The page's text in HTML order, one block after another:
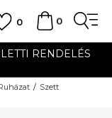
0
0
RENDELÉS
Szett